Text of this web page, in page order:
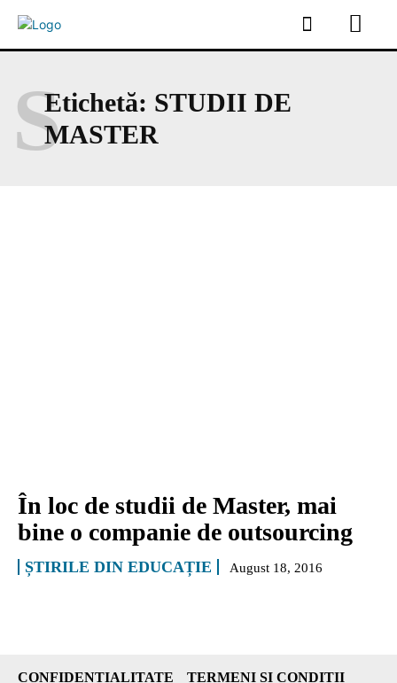
Etichetă: STUDII DE
MASTER
S
În loc de studii de Master, mai
bine o companie de outsourcing
ȘTIRILE DIN EDUCAȚIE August 18, 2016
CONFIDENȚIALITATE
TERMENI ȘI CONDIȚII